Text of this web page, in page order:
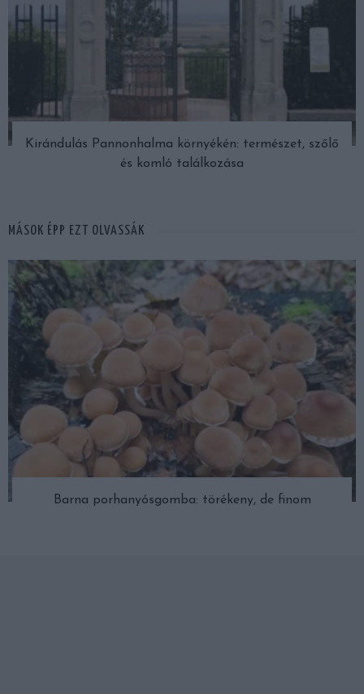
Kirándulás Pannonhalma környékén: természet, szőlő
és komló találkozása
MÁSOK ÉPP EZT OLVASSÁK
Barna porhanyósgomba: törékeny, de finom